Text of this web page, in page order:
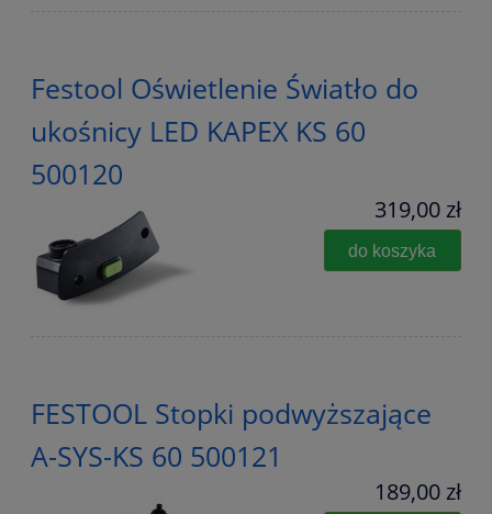
Festool Oświetlenie Światło do
ukośnicy LED KAPEX KS 60
500120
319,00 zł
do koszyka
FESTOOL Stopki podwyższające
A-SYS-KS 60 500121
189,00 zł